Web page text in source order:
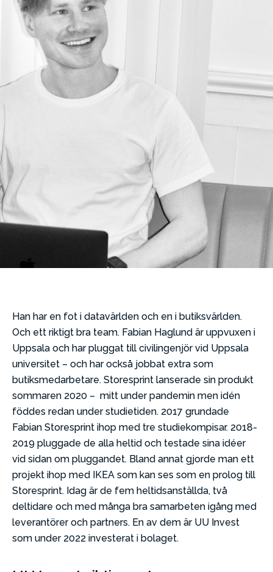
Han har en fot i datavärlden och en i butiksvärlden.
Och ett riktigt bra team. Fabian Haglund är uppvuxen i
Uppsala och har pluggat till civilingenjör vid Uppsala
universitet – och har också jobbat extra som
butiksmedarbetare. Storesprint lanserade sin produkt
sommaren 2020 – mitt under pandemin men idén
föddes redan under studietiden. 2017 grundade
Fabian Storesprint ihop med tre studiekompisar. 2018-
2019 pluggade de alla heltid och testade sina idéer
vid sidan om pluggandet. Bland annat gjorde man ett
projekt ihop med IKEA som kan ses som en prolog till
Storesprint. Idag är de fem heltidsanställda, två
deltidare och med många bra samarbeten igång med
leverantörer och partners. En av dem är UU Invest
som under 2022 investerat i bolaget.